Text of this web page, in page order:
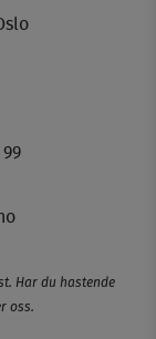
Har du hastende
oss.